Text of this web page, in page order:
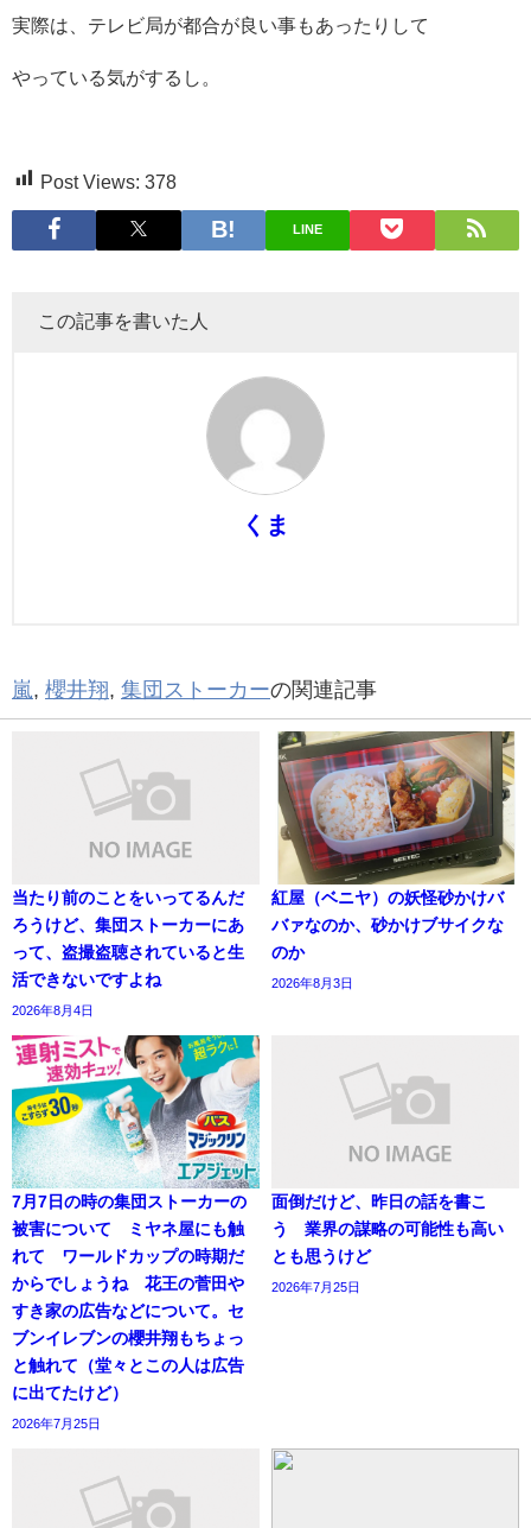
実際は、テレビ局が都合が良い事もあったりして
やっている気がするし。
Post Views: 378
LINE
この記事を書いた人
くま
嵐, 櫻井翔, 集団ストーカーの関連記事
当たり前のことをいってるんだ
ろうけど、集団ストーカーにあ
って、盗撮盗聴されていると生
活できないですよね
2026年8月4日
紅屋（ベニヤ）の妖怪砂かけバ
バァなのか、砂かけブサイクな
のか
2026年8月3日
7月7日の時の集団ストーカーの
被害について ミヤネ屋にも触
れて ワールドカップの時期だ
からでしょうね 花王の菅田や
すき家の広告などについて。セ
ブンイレブンの櫻井翔もちょっ
と触れて（堂々とこの人は広告
に出てたけど）
2026年7月25日
面倒だけど、昨日の話を書こ
う 業界の謀略の可能性も高い
とも思うけど
2026年7月25日